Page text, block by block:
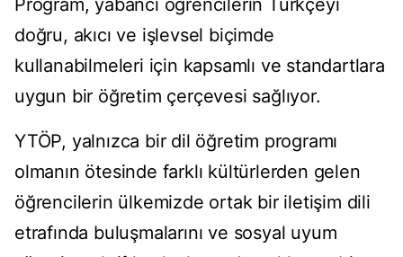
Program, yabancı öğrencilerin Türkçeyi
doğru, akıcı ve işlevsel biçimde
kullanabilmeleri için kapsamlı ve standartlara
uygun bir öğretim çerçevesi sağlıyor.
YTÖP, yalnızca bir dil öğretim programı
olmanın ötesinde farklı kültürlerden gelen
öğrencilerin ülkemizde ortak bir iletişim dili
etrafında buluşmalarını ve sosyal uyum